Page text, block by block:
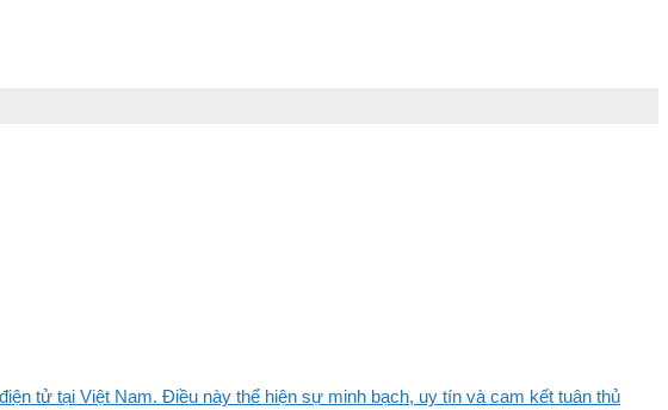
tử tại Việt Nam. Điều này thể hiện sự minh bạch, uy tín và cam kết tuân thủ